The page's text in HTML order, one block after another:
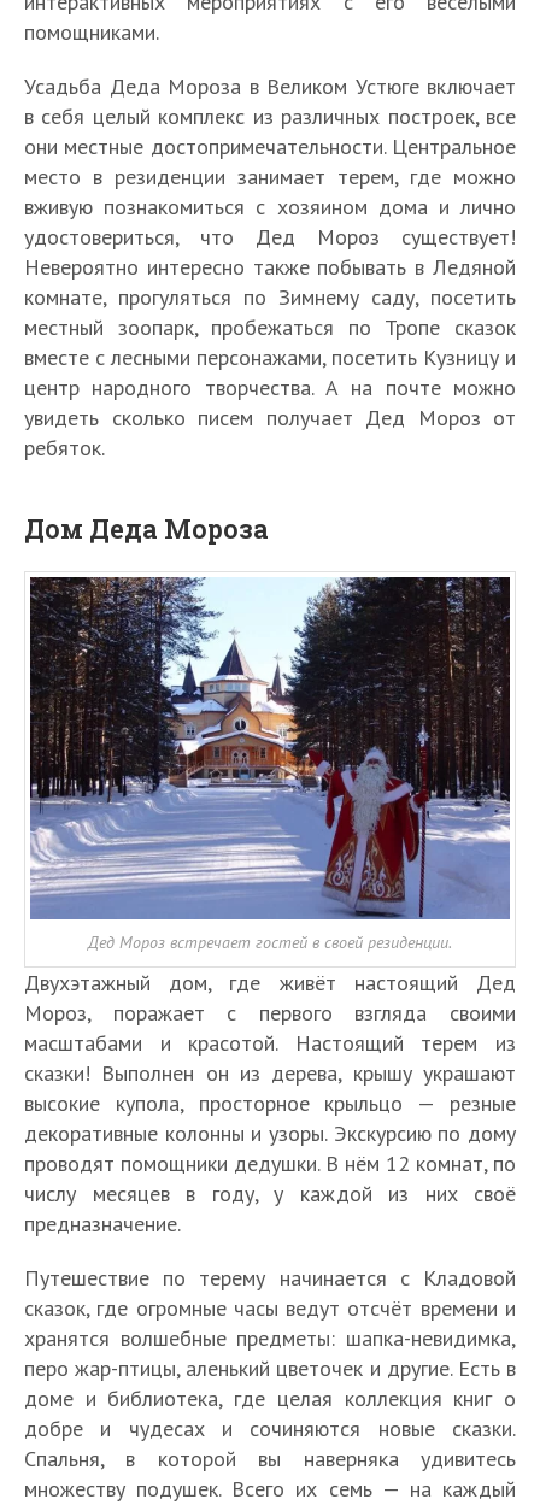
помощниками.
Усадьба Деда Мороза в Великом Устюге включает
в себя целый комплекс из различных построек, все
они местные достопримечательности. Центральное
место в резиденции занимает терем, где можно
вживую познакомиться с хозяином дома и лично
удостовериться, что Дед Мороз существует!
Невероятно интересно также побывать в Ледяной
комнате, прогуляться по Зимнему саду, посетить
местный зоопарк, пробежаться по Тропе сказок
вместе с лесными персонажами, посетить Кузницу и
центр народного творчества. А на почте можно
увидеть сколько писем получает Дед Мороз от
ребяток.
Дом Деда Мороза
Дед Мороз встречает гостей в своей резиденции.
Двухэтажный дом, где живёт настоящий Дед
Мороз, поражает с первого взгляда своими
масштабами и красотой. Настоящий терем из
сказки! Выполнен он из дерева, крышу украшают
высокие купола, просторное крыльцо — резные
декоративные колонны и узоры. Экскурсию по дому
проводят помощники дедушки. В нём 12 комнат, по
числу месяцев в году, у каждой из них своё
предназначение.
Путешествие по терему начинается с Кладовой
сказок, где огромные часы ведут отсчёт времени и
хранятся волшебные предметы: шапка-невидимка,
перо жар-птицы, аленький цветочек и другие. Есть в
доме и библиотека, где целая коллекция книг о
добре и чудесах и сочиняются новые сказки.
Спальня, в которой вы наверняка удивитесь
множеству подушек. Всего их семь — на каждый